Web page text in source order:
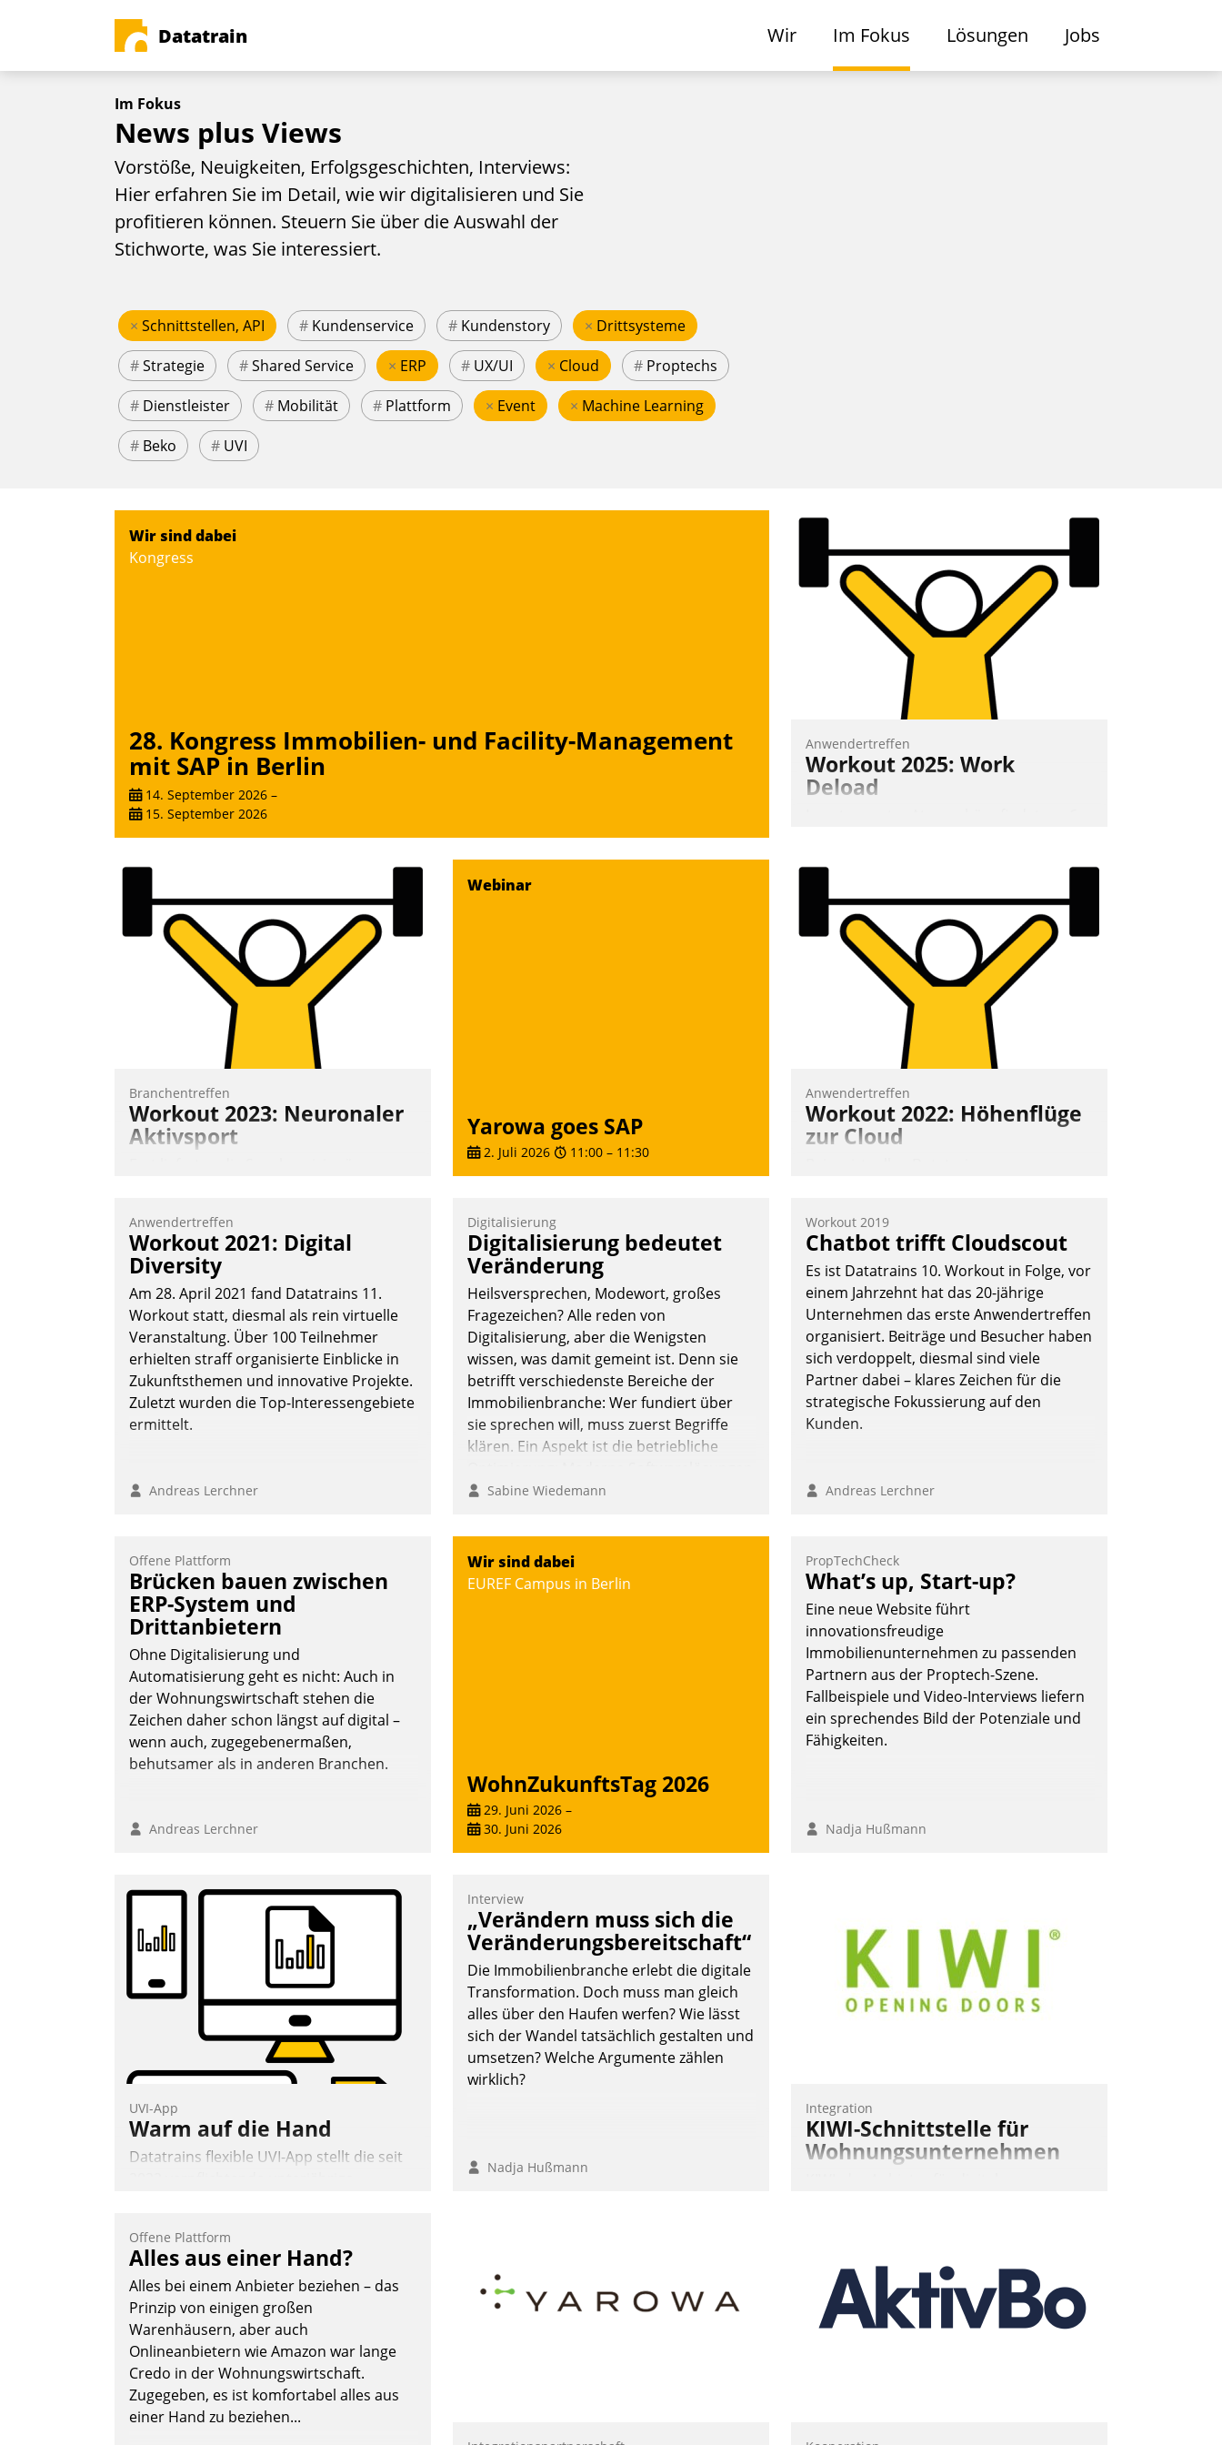
Datatrain Wir Im Fokus Lösungen Jobs
Im Fokus
News plus Views
Vorstöße, Neuigkeiten, Erfolgsgeschichten, Interviews:
Hier erfahren Sie im Detail, wie wir digitalisieren und Sie
profitieren können. Steuern Sie über die Auswahl der
Stichworte, was Sie interessiert.
× Schnittstellen, API # Kundenservice # Kundenstory × Drittsysteme
#Strategie #Shared Service × ERP # UX/UI × Cloud # Proptechs
# Dienstleister # Mobilität # Plattform × Event × Machine Learning
# Beko # UVI
Wir sind dabei
Kongress
28. Kongress Immobilien- und Facility-Management
mit SAP in Berlin
14. September 2026 –
15. September 2026
Anwendertreffen
Workout 2025: Work
Deload
meistern und Workloads wuppen – bei
zunehmend anspruchsvollen Aufgaben
und abnehmendem Nachwuchs?
Nadja Hußmann
Branchentreffen
Workout 2023: Neuronaler
Aktivsport
Vernetzungsideen fürs Quartier.
Dazwischen zeigte Datatrain, was es
Neues zu bieten hat.
Nadja Hußmann
Webinar
Yarowa goes SAP
2. Juli 2026 11:00 – 11:30
Anwendertreffen
Workout 2022: Höhenflüge
zur Cloud
Teilnehmer kurzweilige Einblicke in
innovative Cloud-Strategien und -
Lösungen mit hohem Zukunftspotenzial.
Andreas Lerchner
Anwendertreffen
Workout 2021: Digital
Diversity
Am 28. April 2021 fand Datatrains 11.
Workout statt, diesmal als rein virtuelle
Veranstaltung. Über 100 Teilnehmer
erhielten straff organisierte Einblicke in
Zukunftsthemen und innovative Projekte.
Zuletzt wurden die Top-Interessengebiete
ermittelt.
Andreas Lerchner
Digitalisierung
Digitalisierung bedeutet
Veränderung
Heilsversprechen, Modewort, großes
Fragezeichen? Alle reden von
Digitalisierung, aber die Wenigsten
wissen, was damit gemeint ist. Denn sie
betrifft verschiedenste Bereiche der
Immobilienbranche: Wer fundiert über
sie sprechen will, muss zuerst Begriffe
klären. Ein Aspekt ist die betriebliche
ermöglichen große Einsparungen durch
Doch man darf nicht zu viel erwarten:
Allein mit der Einführung einer neuen
Software ist es nicht getan. Die
Digitalisierung erfordert von
Sabine Wiedemann
Workout 2019
Chatbot trifft Cloudscout
Es ist Datatrains 10. Workout in Folge, vor
einem Jahrzehnt hat das 20-jährige
Unternehmen das erste Anwendertreffen
organisiert. Beiträge und Besucher haben
sich verdoppelt, diesmal sind viele
Partner dabei – klares Zeichen für die
strategische Fokussierung auf den
Kunden.
Andreas Lerchner
Offene Plattform
Brücken bauen zwischen
ERP-System und
Drittanbietern
Ohne Digitalisierung und
Automatisierung geht es nicht: Auch in
der Wohnungswirtschaft stehen die
Zeichen daher schon längst auf digital –
wenn auch, zugegebenermaßen,
behutsamer als in anderen Branchen.
Andreas Lerchner
Wir sind dabei
EUREF Campus in Berlin
WohnZukunftsTag 2026
29. Juni 2026 –
30. Juni 2026
PropTechCheck
What’s up, Start-up?
Eine neue Website führt
innovationsfreudige
Immobilienunternehmen zu passenden
Partnern aus der Proptech-Szene.
Fallbeispiele und Video-Interviews liefern
ein sprechendes Bild der Potenziale und
Fähigkeiten.
Nadja Hußmann
UVI-App
Warm auf die Hand
Datatrains flexible UVI-App stellt die seit
Die monatlichen Mitteilungen zum
Heizungs- und Wasserverbrauch gehen
automatisiert, vollständig und auf
Wunsch über mehrere zuvor festgelegte
Kommunikationswege bei den
Empfängern ein.
Nadja Hußmann
Interview
„Verändern muss sich die
Veränderungsbereitschaft“
Die Immobilienbranche erlebt die digitale
Transformation. Doch muss man gleich
alles über den Haufen werfen? Wie lässt
sich der Wandel tatsächlich gestalten und
umsetzen? Welche Argumente zählen
wirklich?
Nadja Hußmann
Integration
KIWI-Schnittstelle für
Wohnungsunternehmen
Offene Plattform
Alles aus einer Hand?
Alles bei einem Anbieter beziehen – das
Prinzip von einigen großen
Warenhäusern, aber auch
Onlineanbietern wie Amazon war lange
Credo in der Wohnungswirtschaft.
Zugegeben, es ist komfortabel alles aus
einer Hand zu beziehen...